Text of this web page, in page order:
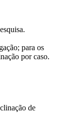
para os
por caso.
de